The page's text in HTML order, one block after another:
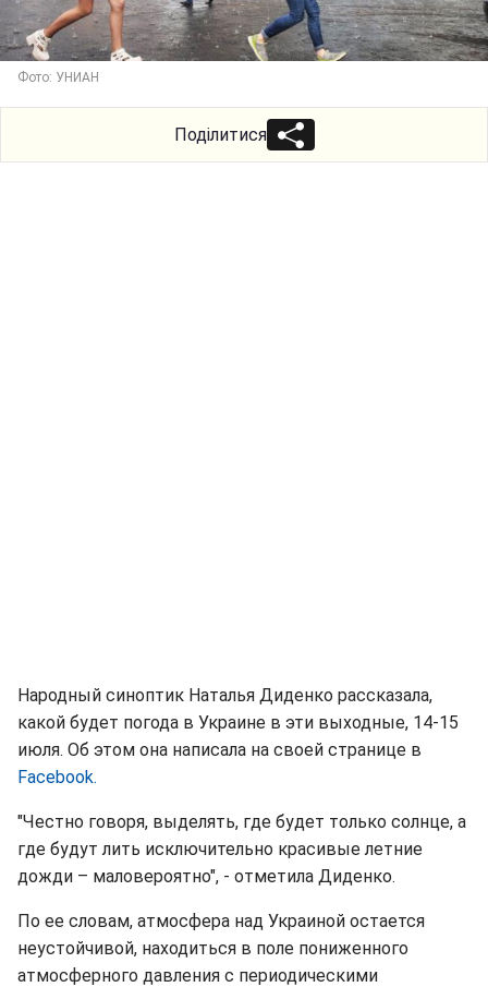
Фото: УНИАН
Поділитися
Народный синоптик Наталья Диденко рассказала,
какой будет погода в Украине в эти выходные, 14-15
июля. Об этом она написала на своей странице в
Facebook.
"Честно говоря, выделять, где будет только солнце, а
где будут лить исключительно красивые летние
дожди – маловероятно", - отметила Диденко.
По ее словам, атмосфера над Украиной остается
неустойчивой, находиться в поле пониженного
атмосферного давления с периодическими